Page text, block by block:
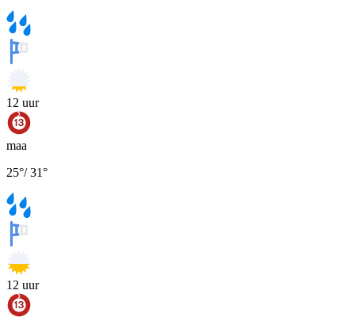
12 uur
maa
25°/31°
12 uur